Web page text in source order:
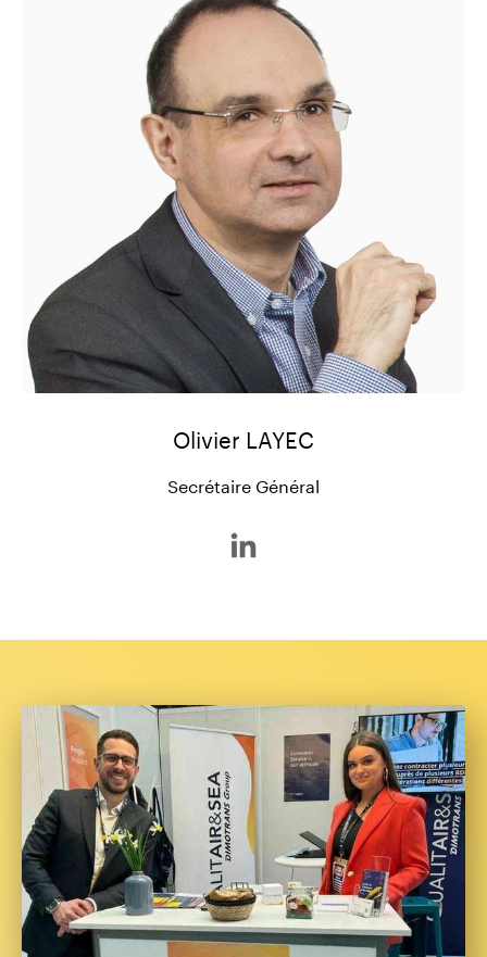
Olivier LAYEC
Secrétaire Général